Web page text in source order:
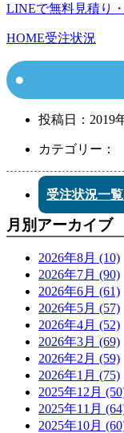
LINEで無料見積り
HOME受注状況
投稿日： 2019
カテゴリー：
受注状況一
月別アーカイブ
2026年8月 (10)
2026年7月 (90)
2026年6月 (61)
2026年5月 (57)
2026年4月 (52)
2026年3月 (69)
2026年2月 (59)
2026年1月 (75)
2025年12月
2025年11月
2025年10月